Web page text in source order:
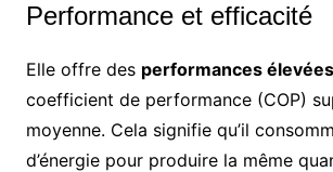
Performance et efficacité
Elle offre des performances élevées
coefficient de performance (COP)
moyenne. Cela signifie qu’il
d’énergie pour produire la même